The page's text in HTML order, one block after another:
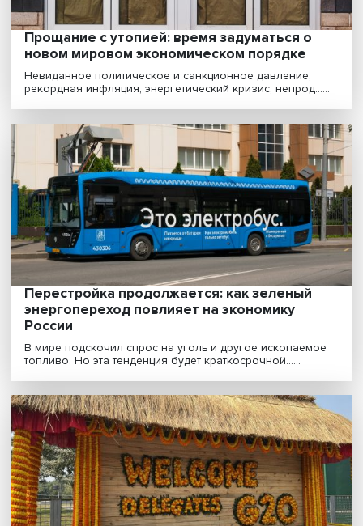
Климатический сдвиг: в России быстро
теплеет, и к последствиям этого нужно
готовиться уже сейчас
К 2050 году жизнь российских граждан станет
комфортней, поскольку климат будет теплее. Но на
......